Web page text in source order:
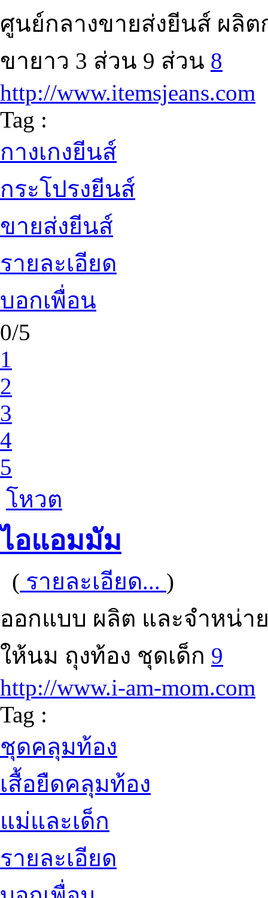
ศูนย์กลางขายส่งยีนส์ ผลิต
ขายาว 3 ส่วน 9 ส่วน 8
http://www.itemsjeans.com
Tag :
กางเกงยีนส์
กระโปรงยีนส์
ขายส่งยีนส์
รายละเอียด
บอกเพื่อน
0/5
1
2
3
4
5
โหวต
ไอแอมมัม
( รายละเอียด... )
ออกแบบ ผลิต และจำหน่า
ให้นม ถุงท้อง ชุดเด็ก 9
http://www.i-am-mom.com
Tag :
ชุดคลุมท้อง
เสื้อยืดคลุมท้อง
แม่และเด็ก
รายละเอียด